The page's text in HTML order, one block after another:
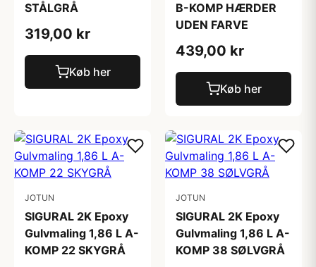
STÅLGRÅ
319,00 kr
Køb her
B-KOMP HÆRDER
UDEN FARVE
439,00 kr
Køb her
JOTUN
SIGURAL 2K Epoxy
Gulvmaling 1,86 L A-
KOMP 22 SKYGRÅ
JOTUN
SIGURAL 2K Epoxy
Gulvmaling 1,86 L A-
KOMP 38 SØLVGRÅ